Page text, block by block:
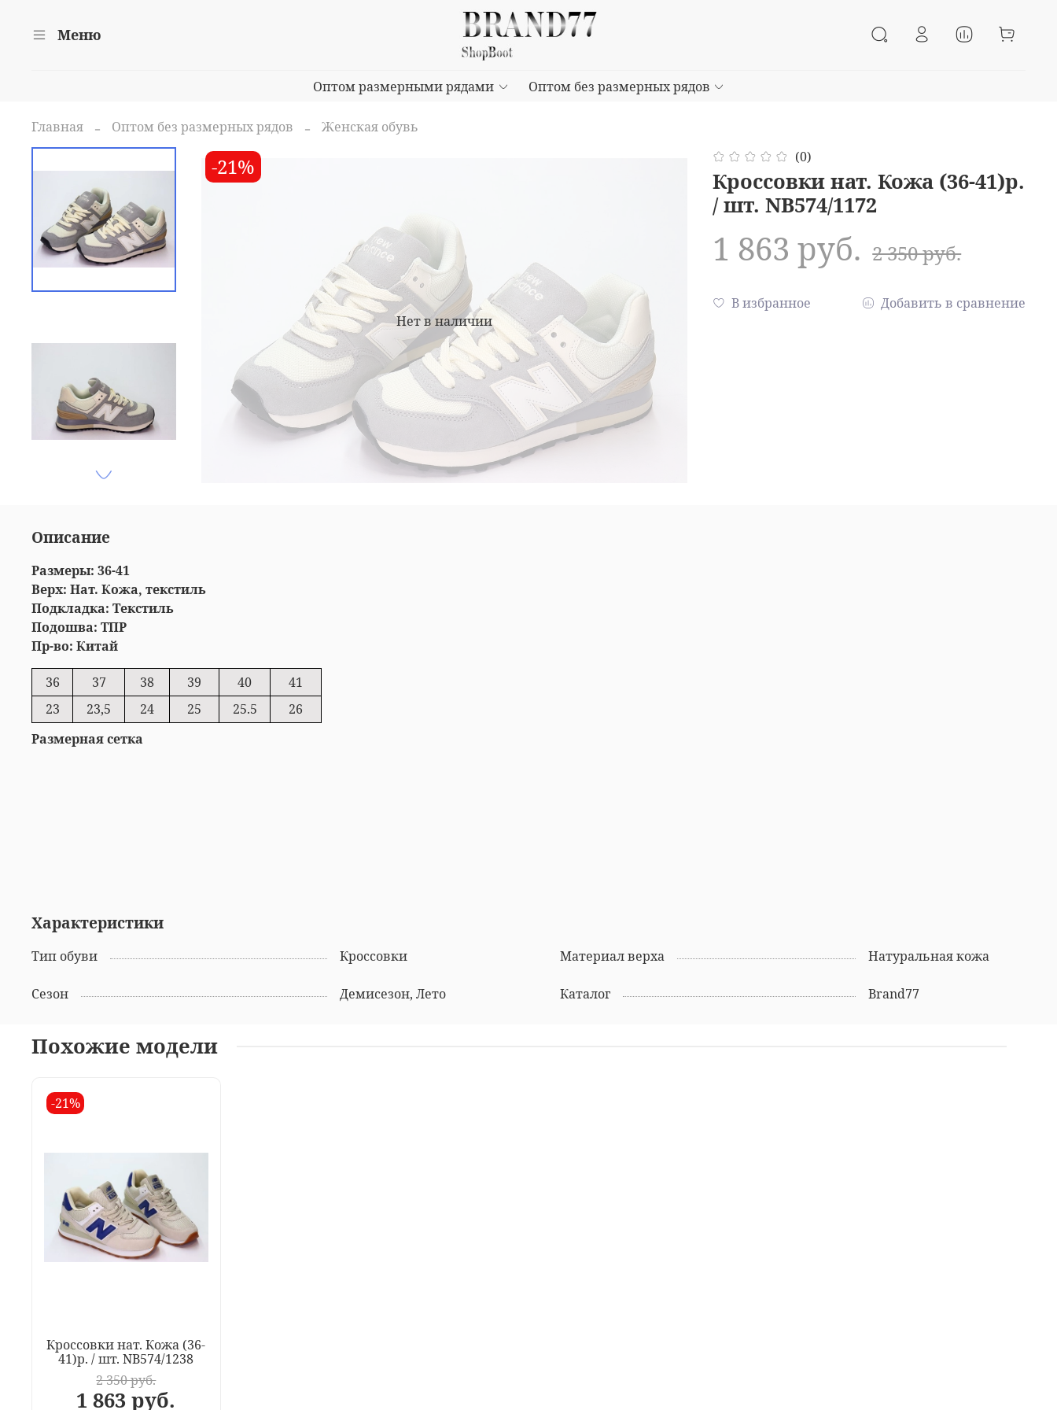
Меню
Оптом размерными рядами Оптом без размерных рядов
Главная Оптом без размерных рядов Женская обувь
Нет в наличии
-21% (0)
Кроссовки нат. Кожа (36-41)р.
/ шт. NB574/1172
1 863 руб. 2 350 руб.
В избранное Добавить в сравнение
Описание
Размеры: 36-41
Верх: Нат. Кожа, текстиль
Подкладка: Текстиль
Подошва: ТПР
Пр-во: Китай
Размерная сетка
36 37 38 39 40
41
23
23,5 24 25 25.5 26
Характеристики
Тип обуви Кроссовки Материал верха Натуральная кожа
Сезон Демисезон, Лето Каталог Brand77
Похожие модели
-21%
Кроссовки нат. Кожа (36-
41)р. / шт. NB574/1238
2 350 руб.
1 863 руб.